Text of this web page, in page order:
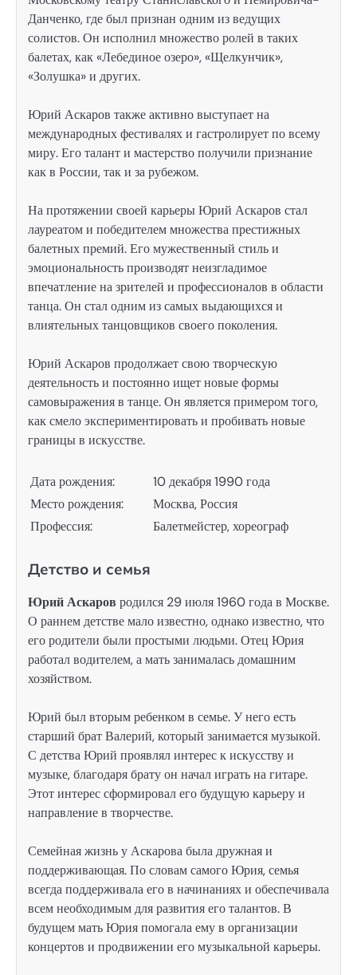
Данченко, где был признан одним из ведущих
солистов. Он исполнил множество ролей в таких
балетах, как «Лебединое озеро», «Щелкунчик»,
«Золушка» и других.
Юрий Аскаров также активно выступает на
международных фестивалях и гастролирует по всему
миру. Его талант и мастерство получили признание
как в России, так и за рубежом.
На протяжении своей карьеры Юрий Аскаров стал
лауреатом и победителем множества престижных
балетных премий. Его мужественный стиль и
эмоциональность производят неизгладимое
впечатление на зрителей и профессионалов в области
танца. Он стал одним из самых выдающихся и
влиятельных танцовщиков своего поколения.
Юрий Аскаров продолжает свою творческую
деятельность и постоянно ищет новые формы
самовыражения в танце. Он является примером того,
как смело экспериментировать и пробивать новые
границы в искусстве.
Дата рождения:
10 декабря 1990 года
Место рождения:
Москва, Россия
Профессия:
Балетмейстер, хореограф
Детство и семья
Юрий Аскаров родился 29 июля 1960 года в Москве.
О раннем детстве мало известно, однако известно, что
его родители были простыми людьми. Отец Юрия
работал водителем, а мать занималась домашним
хозяйством.
Юрий был вторым ребенком в семье. У него есть
старший брат Валерий, который занимается музыкой.
С детства Юрий проявлял интерес к искусству и
музыке, благодаря брату он начал играть на гитаре.
Этот интерес сформировал его будущую карьеру и
направление в творчестве.
Семейная жизнь у Аскарова была дружная и
поддерживающая. По словам самого Юрия, семья
всегда поддерживала его в начинаниях и обеспечивала
всем необходимым для развития его талантов. В
будущем мать Юрия помогала ему в организации
концертов и продвижении его музыкальной карьеры.